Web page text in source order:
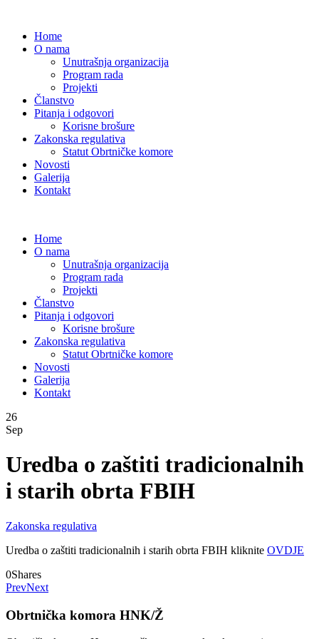
Home
O nama
Unutrašnja organizacija
Program rada
Projekti
Članstvo
Pitanja i odgovori
Korisne brošure
Zakonska regulativa
Statut Obrtničke komore
Novosti
Galerija
Kontakt
Home
O nama
Unutrašnja organizacija
Program rada
Projekti
Članstvo
Pitanja i odgovori
Korisne brošure
Zakonska regulativa
Statut Obrtničke komore
Novosti
Galerija
Kontakt
26
Sep
Uredba o zaštiti tradicionalnih
i starih obrta FBIH
Zakonska regulativa
Uredba o zaštiti tradicionalnih i starih obrta FBIH kliknite OVDJE
0Shares
PrevNext
Obrtnička komora HNK/Ž